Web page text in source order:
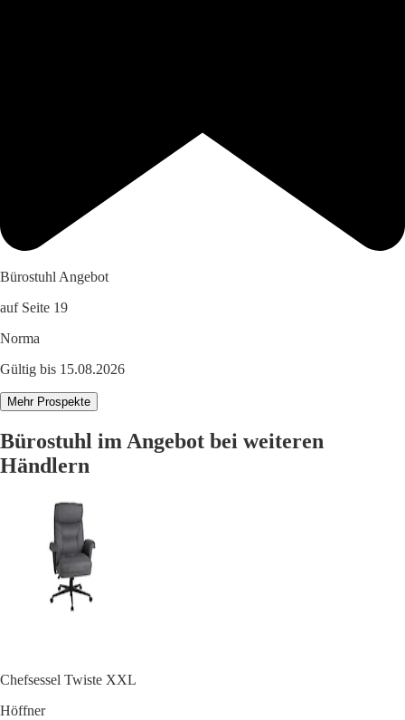
Bürostuhl Angebot
auf Seite 19
Norma
Gültig bis 15.08.2026
Mehr Prospekte
Bürostuhl im Angebot bei weiteren
Händlern
Chefsessel Twiste XXL
Höffner